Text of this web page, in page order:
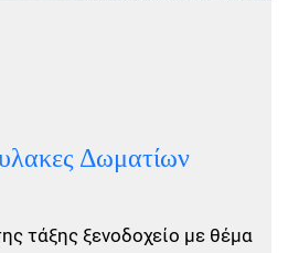
Δωματίων
τάξης ξενοδοχείο με θέμα